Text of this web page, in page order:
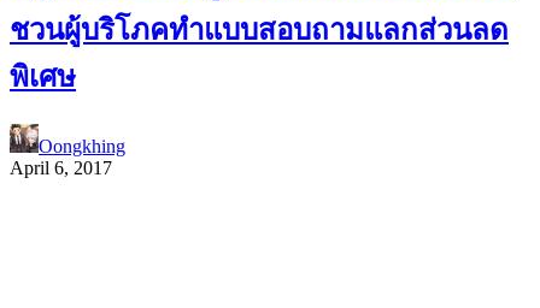
ชวนผู้บริโภคทำแบบสอบถามแลกส่วนลด
พิเศษ
Oongkhing
April 6, 2017